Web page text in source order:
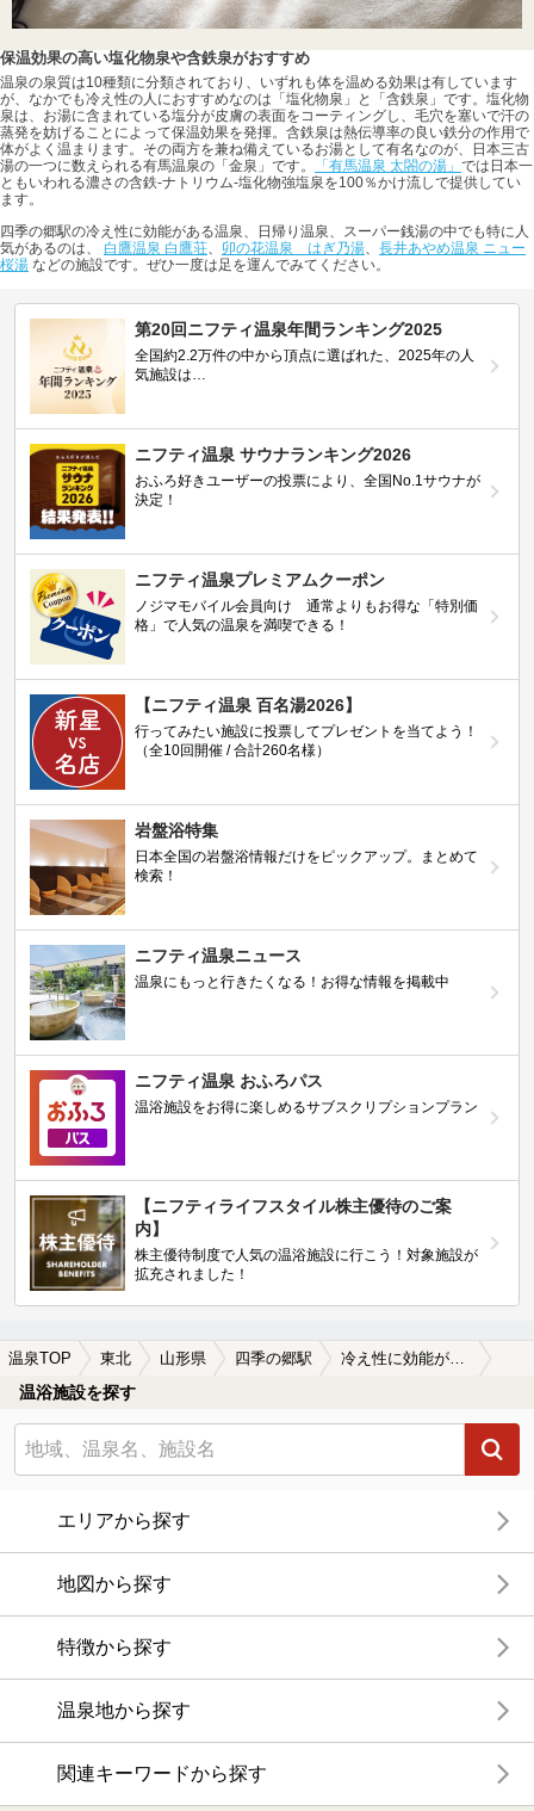
保温効果の高い塩化物泉や含鉄泉がおすすめ
温泉の泉質は10種類に分類されており、いずれも体を温める効果は有しています
が、なかでも冷え性の人におすすめなのは「塩化物泉」と「含鉄泉」です。塩化物
泉は、お湯に含まれている塩分が皮膚の表面をコーティングし、毛穴を塞いで汗の
蒸発を妨げることによって保温効果を発揮。含鉄泉は熱伝導率の良い鉄分の作用で
体がよく温まります。その両方を兼ね備えているお湯として有名なのが、日本三古
湯の一つに数えられる有馬温泉の「金泉」です。
「有馬温泉 太閤の湯」 では日本一
ともいわれる濃さの含鉄-ナトリウム-塩化物強塩泉を100％かけ流しで提供してい
ます。
四季の郷駅の冷え性に効能がある温泉、日帰り温泉、スーパー銭湯の中でも特に人
気があるのは、 白鷹温泉 白鷹荘 卯の花温泉 はぎ乃湯
長井あやめ温泉 ニュー
桜湯 などの施設です。ぜひ一度は足を運んでみてください。
第20回ニフティ温泉年間ランキング2025
全国約2.2万件の中から頂点に選ばれた、2025年の人
気施設は…
ニフティ温泉 サウナランキング2026
おふろ好きユーザーの投票により、全国No.1サウナが
決定！
ニフティ温泉プレミアムクーポン
ノジマモバイル会員向け 通常よりもお得な「特別価
格」で人気の温泉を満喫できる！
【ニフティ温泉 百名湯2026】
行ってみたい施設に投票してプレゼントを当てよう！
（全10回開催 / 合計260名様）
岩盤浴特集
日本全国の岩盤浴情報だけをピックアップ。まとめて
検索！
ニフティ温泉ニュース
温泉にもっと行きたくなる！お得な情報を掲載中
ニフティ温泉 おふろパス
温浴施設をお得に楽しめるサブスクリプションプラン
【ニフティライフスタイル株主優待のご案
内】
株主優待制度で人気の温浴施設に行こう！対象施設が
拡充されました！
温泉TOP 東北 山形県 四季の郷駅
温浴施設を探す
エリアから探す
地図から探す
特徴から探す
温泉地から探す
関連キーワードから探す